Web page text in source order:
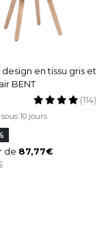
design en tissu gris et
BENT
10 jours
(114)
de 87,77